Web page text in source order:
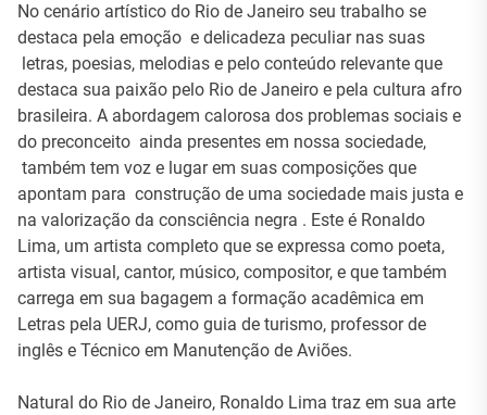
No cenário artístico do Rio de Janeiro seu trabalho se
destaca pela emoção e delicadeza peculiar nas suas
letras, poesias, melodias e pelo conteúdo relevante que
destaca sua paixão pelo Rio de Janeiro e pela cultura afro
brasileira. A abordagem calorosa dos problemas sociais e
do preconceito ainda presentes em nossa sociedade,
também tem voz e lugar em suas composições que
apontam para construção de uma sociedade mais justa e
na valorização da consciência negra . Este é Ronaldo
Lima, um artista completo que se expressa como poeta,
artista visual, cantor, músico, compositor, e que também
carrega em sua bagagem a formação acadêmica em
Letras pela UERJ, como guia de turismo, professor de
inglês e Técnico em Manutenção de Aviões.
Natural do Rio de Janeiro, Ronaldo Lima traz em sua arte